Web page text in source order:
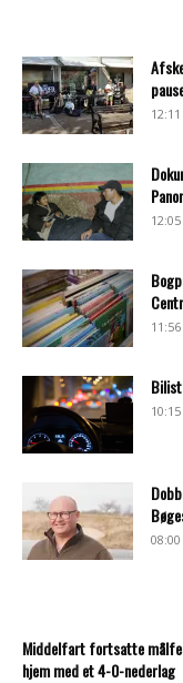
Middelfart fortsatte
hjem med et 4-0-nederlag